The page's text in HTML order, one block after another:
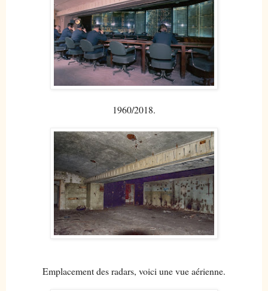
1960/2018.
Emplacement des radars, voici une vue aérienne.